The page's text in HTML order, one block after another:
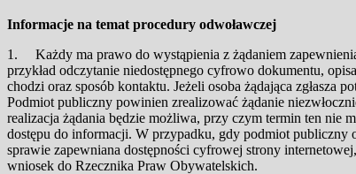
Informacje na temat procedury odwoławczej
1. Każdy ma prawo do wystąpienia z żądaniem
przykład odczytanie niedostępnego cyfrowo dokumentu,
chodzi oraz sposób kontaktu. Jeżeli osoba żądająca
Podmiot publiczny powinien zrealizować żądanie
realizacja żądania będzie możliwa, przy czym termin ten nie
dostępu do informacji. W przypadku, gdy podmiot publiczny
sprawie zapewniana dostępności cyfrowej strony
wniosek do Rzecznika Praw Obywatelskich.